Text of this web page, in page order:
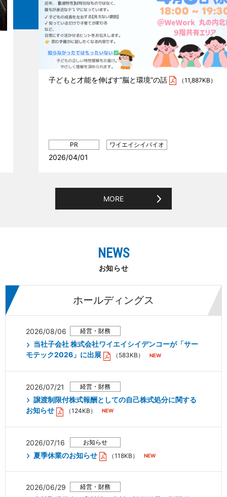
2026/04/01
子どもと才能を伸ばす”脳と環境”の話 （11,887KB）
MORE
NEWS
お知らせ
ホールディングス
2026/08/06
当社子会社 株式会社ワイエイシイデンコーが「サー
モテック2026」に出展
（583KB）
2026/07/21
譲渡制限付株式報酬としての自己株式処分に関する
お知らせ
（124KB）
2026/07/16
夏季休業のお知らせ
（118KB）
2026/06/29